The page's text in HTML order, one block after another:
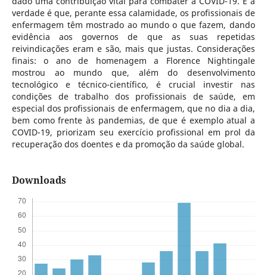
verdade é que, perante essa calamidade, os profissionais de
enfermagem têm mostrado ao mundo o que fazem, dando
evidência aos governos de que as suas repetidas
reivindicações eram e são, mais que justas. Considerações
finais: o ano de homenagem a Florence Nightingale
mostrou ao mundo que, além do desenvolvimento
tecnológico e técnico-científico, é crucial investir nas
condições de trabalho dos profissionais de saúde, em
especial dos profissionais de enfermagem, que no dia a dia,
bem como frente às pandemias, de que é exemplo atual a
COVID-19, priorizam seu exercício profissional em prol da
recuperação dos doentes e da promoção da saúde global.
Downloads